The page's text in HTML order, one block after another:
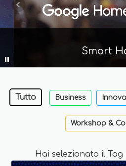
Smart
Tutto Business
Workshop &
Hai selezionato il Tag